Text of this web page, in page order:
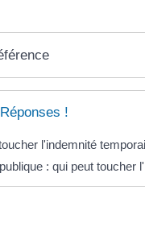
!
l'indemnité
: qui peut toucher